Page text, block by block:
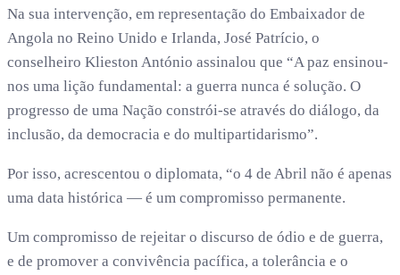
Na sua intervenção, em representação do Embaixador de
Angola no Reino Unido e Irlanda, José Patrício, o
conselheiro Klieston António assinalou que “A paz ensinou-
nos uma lição fundamental: a guerra nunca é solução. O
progresso de uma Nação constrói-se através do diálogo, da
inclusão, da democracia e do multipartidarismo”.
Por isso, acrescentou o diplomata, “o 4 de Abril não é apenas
uma data histórica — é um compromisso permanente.
Um compromisso de rejeitar o discurso de ódio e de guerra,
e de promover a convivência pacífica, a tolerância e o